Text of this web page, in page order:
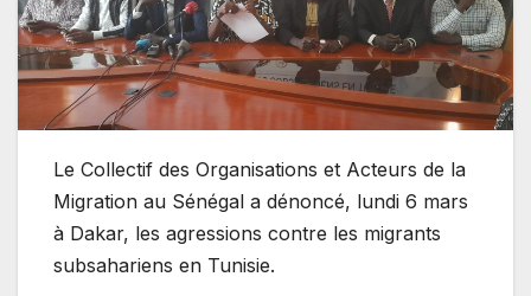
Le Collectif des Organisations et Acteurs de la
Migration au Sénégal a dénoncé, lundi 6 mars
à Dakar, les agressions contre les migrants
subsahariens en Tunisie.